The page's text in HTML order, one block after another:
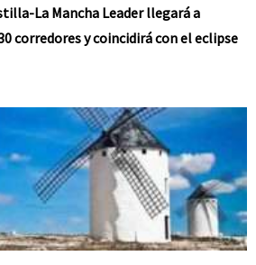
La Mancha Leader llegará a
corredores y coincidirá con el eclipse